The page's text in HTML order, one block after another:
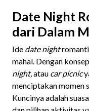
Date Night
dari Dalam
Ide date night
mahal. Dengan konsep
night, atau car picnic
menciptakan momen
Kuncinya adalah